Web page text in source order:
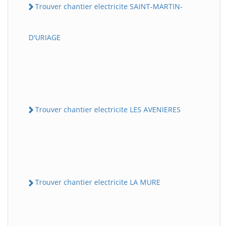
Trouver chantier electricite SAINT-MARTIN-
D'URIAGE
Trouver chantier electricite LES AVENIERES
Trouver chantier electricite LA MURE